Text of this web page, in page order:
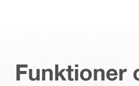
Funktioner